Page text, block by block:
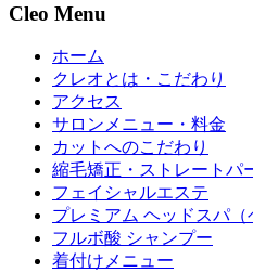
Cleo Menu
ホーム
クレオとは・こだわり
アクセス
サロンメニュー・料金
カットへのこだわり
縮毛矯正・ストレートパ
フェイシャルエステ
プレミアム ヘッドスパ（
フルボ酸 シャンプー
着付けメニュー